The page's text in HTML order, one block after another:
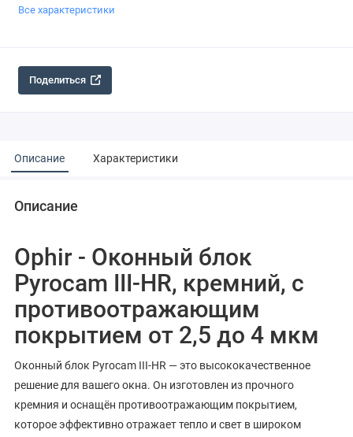
Все характеристики
Поделиться
Описание Характеристики
Описание
Ophir - Оконный блок
Pyrocam III-HR, кремний, с
противоотражающим
покрытием от 2,5 до 4 мкм
Оконный блок Pyrocam III-HR — это высококачественное
решение для вашего окна. Он изготовлен из прочного
кремния и оснащён противоотражающим покрытием,
которое эффективно отражает тепло и свет в широком